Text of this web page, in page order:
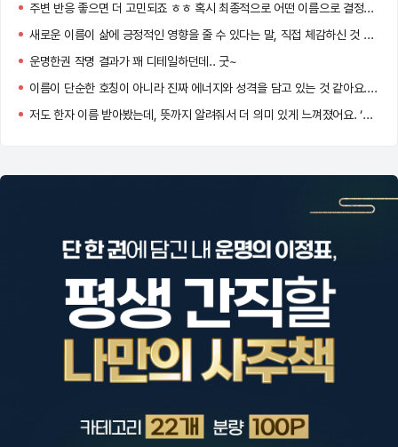
주변 반응 좋으면 더 고민되죠 ㅎㅎ 혹시 최종적으로 어떤 이름으로 결정하셨어요?
새로운 이름이 삶에 긍정적인 영향을 줄 수 있다는 말, 직접 체감하신 것 같아요! 멋진 선택 하셨네요 :)
운명한권 작명 결과가 꽤 디테일하던데.. 굿~
이름이 단순한 호칭이 아니라 진짜 에너지와 성격을 담고 있는 것 같아요. 저도 바꿔볼까 고민 중이에요!
저도 한자 이름 받아봤는데, 뜻까지 알려줘서 더 의미 있게 느껴졌어요. ‘정화’ 너무 맑고 고운 이름이네요!